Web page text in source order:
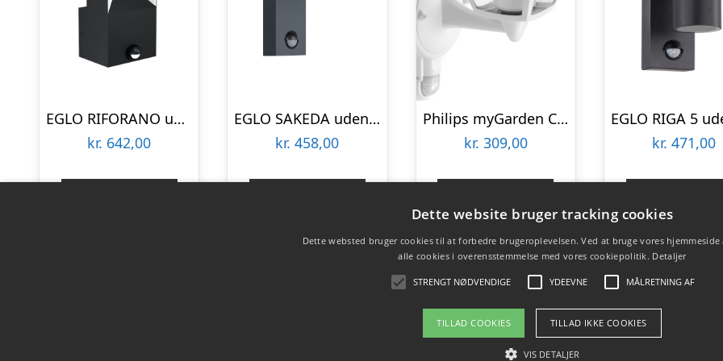
EGLO RIFORANO udendørs væglampe med sensor LED 2x5W, sort
kr. 642,00
EGLO SAKEDA udendørs væglampe med sensor LED 5W, antracit
kr. 458,00
Philips myGarden Creek Up udendørs væglampe med sensor, hvid
kr. 309,00
Gå til shop
kr. 471,00
Gå til shop
Dette website bruger tracking cookies
Dette websted bruger cookies til at forbedre brugeroplevelsen. Ved at bruge vores hjemmeside
alle cookies i overensstemmelse med vores cookiepolitik. Detaljer
STRENGT NØDVENDIGE YDEEVNE MÅLRETNING AF
TILLAD COOKIES TILLAD IKKE COOKIES
VIS DETALJER